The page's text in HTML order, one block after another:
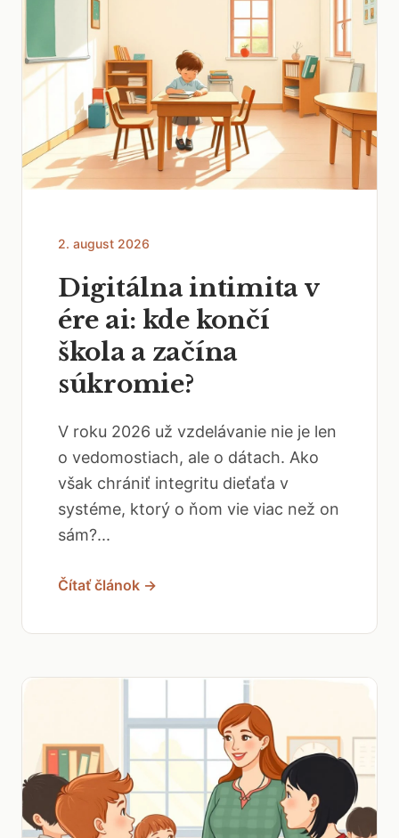
2. august 2026
Digitálna intimita v
ére ai: kde končí
škola a začína
súkromie?
V roku 2026 už vzdelávanie nie je len
o vedomostiach, ale o dátach. Ako
však chrániť integritu dieťaťa v
systéme, ktorý o ňom vie viac než on
sám?...
Čítať článok →